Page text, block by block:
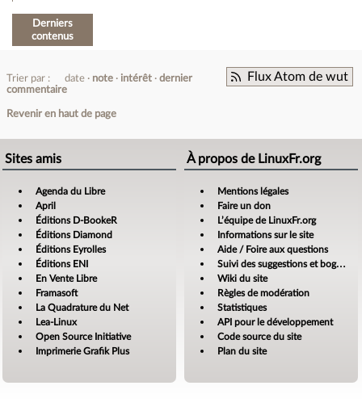
Derniers
contenus
Flux Atom de wut
Trier par : date note intérêt
dernier
commentaire
Revenir en haut de page
Sites amis
Agenda du Libre
April
Éditions D-BookeR
Éditions Diamond
Éditions Eyrolles
Éditions ENI
En Vente Libre
Framasoft
La Quadrature du Net
Lea-Linux
Open Source Initiative
Imprimerie Grafik Plus
À propos de LinuxFr.org
Mentions légales
Faire un don
L’équipe de LinuxFr.org
Informations sur le site
Aide / Foire aux questions
Suivi des suggestions et bogues
Wiki du site
Règles de modération
Statistiques
API pour le développement
Code source du site
Plan du site